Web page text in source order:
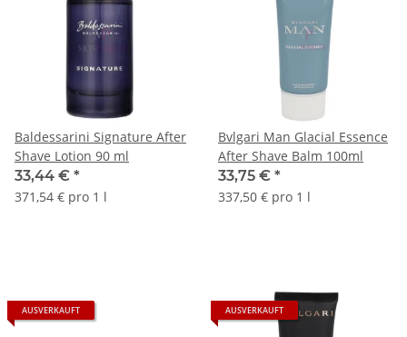
Baldessarini Signature After
Shave Lotion 90 ml
33,44 € *
371,54 € pro 1 l
Bvlgari Man Glacial Essence
After Shave Balm 100ml
33,75 € *
337,50 € pro 1 l
AUSVERKAUFT AUSVERKAUFT